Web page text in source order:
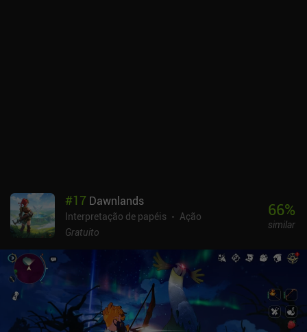
pequenas recompensas e recursos de qualidade de vida.
Felizmente, esses benefícios não oferecem uma grande vantagem,
e também podemos comprar a assinatura com o ouro do jogo de
outros jogadores. Apesar das falhas, é um dos melhores RPGs
ociosos inspirados em Runescape que joguei nos últimos tempos.
Mas ele ainda precisa se atualizar para competir com os melhores.
#17 Dawnlands
Interpretação de papéis
Ação
Gratuito
66%
similar